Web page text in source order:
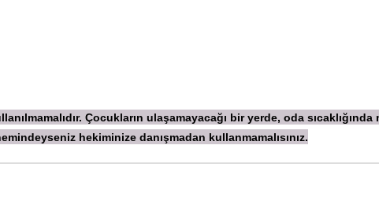
Çocukların ulaşamayacağı bir yerde, oda
hekiminize danışmadan kullanmamalısınız.